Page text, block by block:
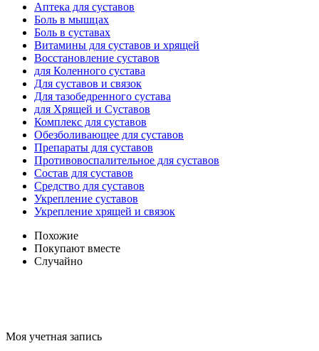
Аптека для суставов
Боль в мышцах
Боль в суставах
Витамины для суставов и хрящей
Восстановление суставов
для Коленного сустава
Для суставов и связок
Для тазобедренного сустава
для Хрящей и Суставов
Комплекс для суставов
Обезболивающее для суставов
Препараты для суставов
Противовоспалительное для суставов
Состав для суставов
Средство для суставов
Укрепление суставов
Укрепление хрящей и связок
Похожие
Покупают вместе
Случайно
Моя учетная запись